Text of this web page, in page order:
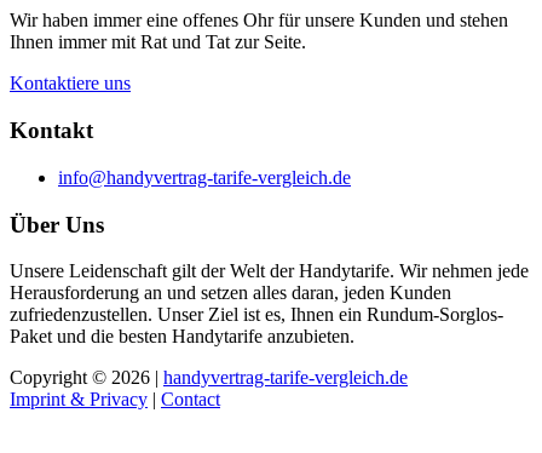
Wir haben immer eine offenes Ohr für unsere Kunden und stehen
Ihnen immer mit Rat und Tat zur Seite.
Kontaktiere uns
Kontakt
info@handyvertrag-tarife-vergleich.de
Über Uns
Unsere Leidenschaft gilt der Welt der Handytarife. Wir nehmen jede
Herausforderung an und setzen alles daran, jeden Kunden
zufriedenzustellen. Unser Ziel ist es, Ihnen ein Rundum-Sorglos-
Paket und die besten Handytarife anzubieten.
Copyright © 2026 | handyvertrag-tarife-vergleich.de
Imprint & Privacy | Contact